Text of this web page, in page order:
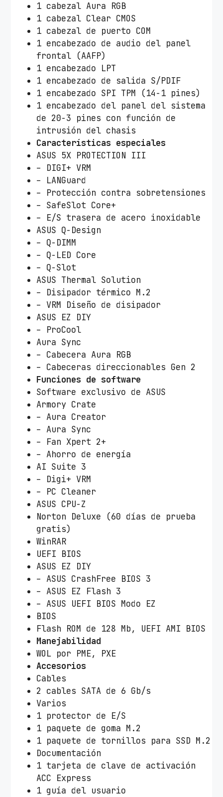
1 cabezal Aura RGB
1 cabezal Clear CMOS
1 cabezal de puerto COM
1 encabezado de audio del panel
frontal (AAFP)
1 encabezado LPT
1 encabezado de salida S/PDIF
1 encabezado SPI TPM (14-1 pines)
1 encabezado del panel del sistema
de 20-3 pines con función de
intrusión del chasis
Características especiales
ASUS 5X PROTECTION III
– DIGI+ VRM
– LANGuard
– Protección contra sobretensiones
– SafeSlot Core+
– E/S trasera de acero inoxidable
ASUS Q-Design
– Q-DIMM
– Q-LED Core
– Q-Slot
ASUS Thermal Solution
– Disipador térmico M.2
– VRM Diseño de disipador
ASUS EZ DIY
– ProCool
Aura Sync
– Cabecera Aura RGB
– Cabeceras direccionables Gen 2
Funciones de software
Software exclusivo de ASUS
Armory Crate
– Aura Creator
– Aura Sync
– Fan Xpert 2+
– Ahorro de energía
AI Suite 3
– Digi+ VRM
– PC Cleaner
ASUS CPU-Z
Norton Deluxe (60 días de prueba
gratis)
WinRAR
UEFI BIOS
ASUS EZ DIY
– ASUS CrashFree BIOS 3
– ASUS EZ Flash 3
– ASUS UEFI BIOS Modo EZ
BIOS
Flash ROM de 128 Mb, UEFI AMI BIOS
Manejabilidad
WOL por PME, PXE
Accesorios
Cables
2 cables SATA de 6 Gb/s
Varios
1 protector de E/S
1 paquete de goma M.2
1 paquete de tornillos para SSD M.2
Documentación
1 tarjeta de clave de activación
ACC Express
1 guía del usuario